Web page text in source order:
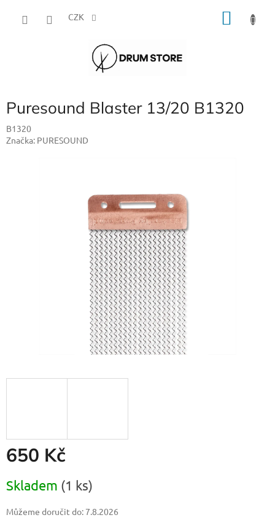
CZK
Puresound Blaster 13/20 B1320
B1320
Značka: PURESOUND
650 Kč
cena:
Skladem (1 ks)
Můžeme doručit do: 7.8.2026